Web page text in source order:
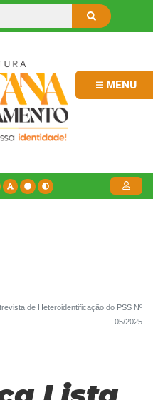
MENU
de Heteroidentificação do PSS Nº
05/2025